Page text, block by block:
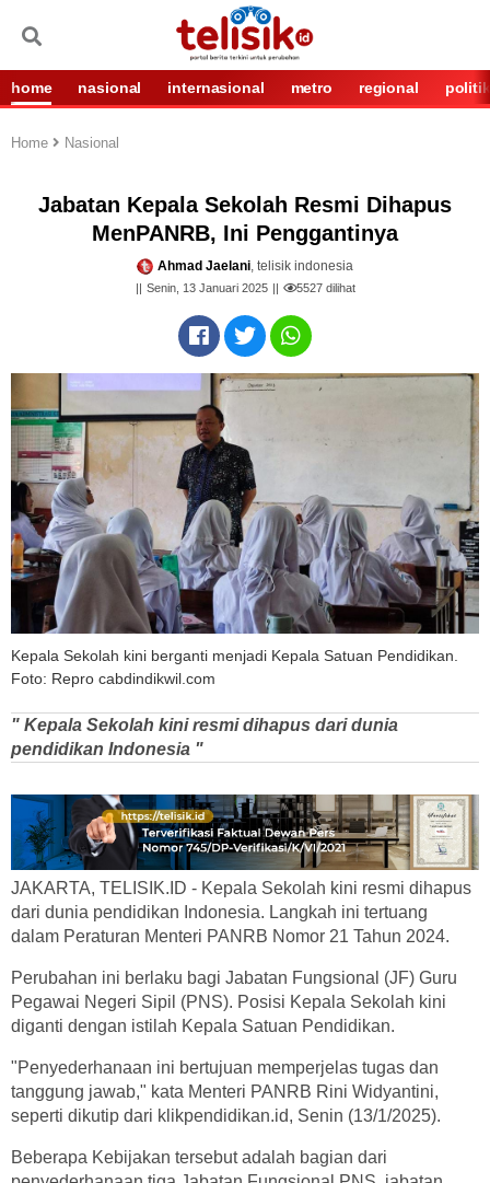
home nasional internasional metro regional politik
Home Nasional
Jabatan Kepala Sekolah Resmi Dihapus
MenPANRB, Ini Penggantinya
Ahmad Jaelani, telisik indonesia
Senin, 13 Januari 2025 5527dilihat
Kepala Sekolah kini berganti menjadi Kepala Satuan Pendidikan.
Foto: Repro cabdindikwil.com
" Kepala Sekolah kini resmi dihapus dari dunia
pendidikan Indonesia "
JAKARTA, TELISIK.ID - Kepala Sekolah kini resmi dihapus
dari dunia pendidikan Indonesia. Langkah ini tertuang
dalam Peraturan Menteri PANRB Nomor 21 Tahun 2024.
Perubahan ini berlaku bagi Jabatan Fungsional (JF) Guru
Pegawai Negeri Sipil (PNS). Posisi Kepala Sekolah kini
diganti dengan istilah Kepala Satuan Pendidikan.
"Penyederhanaan ini bertujuan memperjelas tugas dan
tanggung jawab," kata Menteri PANRB Rini Widyantini,
seperti dikutip dari klikpendidikan.id, Senin (13/1/2025).
Beberapa Kebijakan tersebut adalah bagian dari